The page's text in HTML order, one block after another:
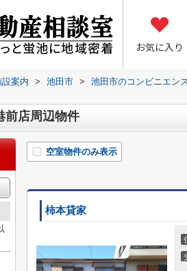
お気に入り
設案内 > 池田市 > 池田市のコンビニエン
前店周辺物件
空室物件のみ表示
柿本貸家